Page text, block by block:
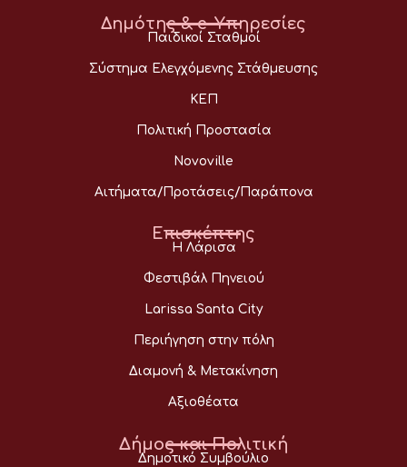
Δημότης & e-Υπηρεσίες
Παιδικοί Σταθμοί
Σύστημα Ελεγχόμενης Στάθμευσης
ΚΕΠ
Πολιτική Προστασία
Novoville
Αιτήματα/Προτάσεις/Παράπονα
Επισκέπτης
Η Λάρισα
Φεστιβάλ Πηνειού
Larissa Santa City
Περιήγηση στην πόλη
Διαμονή & Μετακίνηση
Αξιοθέατα
Δήμος και Πολιτική
Δημοτικό Συμβούλιο